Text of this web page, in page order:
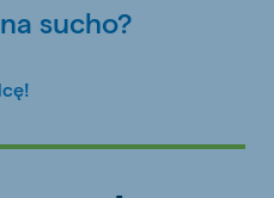
sucho?